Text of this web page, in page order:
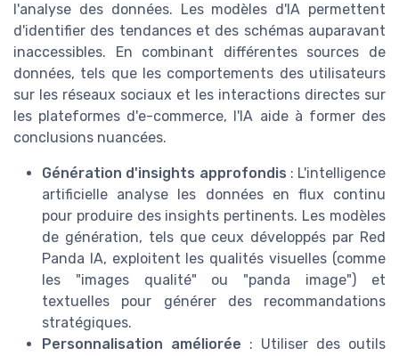
l'analyse des données. Les modèles d'IA permettent
d'identifier des tendances et des schémas auparavant
inaccessibles. En combinant différentes sources de
données, tels que les comportements des utilisateurs
sur les réseaux sociaux et les interactions directes sur
les plateformes d'e-commerce, l'IA aide à former des
conclusions nuancées.
Génération d'insights approfondis : L'intelligence
artificielle analyse les données en flux continu
pour produire des insights pertinents. Les modèles
de génération, tels que ceux développés par Red
Panda IA, exploitent les qualités visuelles (comme
les "images qualité" ou "panda image") et
textuelles pour générer des recommandations
stratégiques.
Personnalisation améliorée : Utiliser des outils